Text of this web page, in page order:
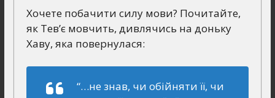
Хочете побачити силу мови? Почитайте,
як Тев’є мовчить, дивлячись на доньку
Хаву, яка повернулася:
“…не знав, чи обійняти її, чи